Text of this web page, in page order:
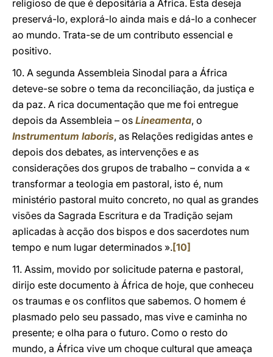
religioso de que é depositária a África. Esta deseja
preservá-lo, explorá-lo ainda mais e dá-lo a conhecer
ao mundo. Trata-se de um contributo essencial e
positivo.
10. A segunda Assembleia Sinodal para a África
deteve-se sobre o tema da reconciliação, da justiça e
da paz. A rica documentação que me foi entregue
depois da Assembleia – os Lineamenta, o
Instrumentum laboris, as Relações redigidas antes e
depois dos debates, as intervenções e as
considerações dos grupos de trabalho – convida a «
transformar a teologia em pastoral, isto é, num
ministério pastoral muito concreto, no qual as grandes
visões da Sagrada Escritura e da Tradição sejam
aplicadas à acção dos bispos e dos sacerdotes num
tempo e num lugar determinados ».[10]
11. Assim, movido por solicitude paterna e pastoral,
dirijo este documento à África de hoje, que conheceu
os traumas e os conflitos que sabemos. O homem é
plasmado pelo seu passado, mas vive e caminha no
presente; e olha para o futuro. Como o resto do
mundo, a África vive um choque cultural que ameaça